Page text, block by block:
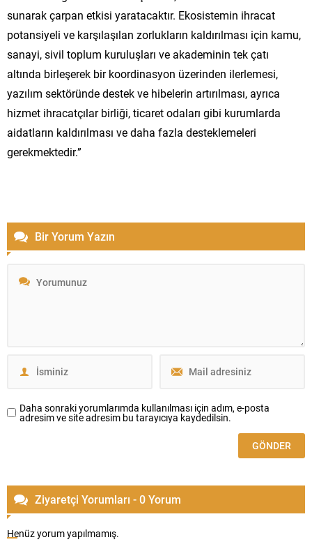
sunarak çarpan etkisi yaratacaktır. Ekosistemin ihracat
potansiyeli ve karşılaşılan zorlukların kaldırılması için kamu,
sanayi, sivil toplum kuruluşları ve akademinin tek çatı
altında birleşerek bir koordinasyon üzerinden ilerlemesi,
yazılım sektöründe destek ve hibelerin artırılması, ayrıca
hizmet ihracatçılar birliği, ticaret odaları gibi kurumlarda
aidatların kaldırılması ve daha fazla desteklemeleri
gerekmektedir.”
Bir Yorum Yazın
Daha sonraki yorumlarımda kullanılması için adım, e-posta
adresim ve site adresim bu tarayıcıya kaydedilsin.
Ziyaretçi Yorumları - 0 Yorum
Henüz yorum yapılmamış.